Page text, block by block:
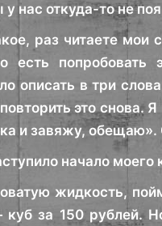
нас откуда-то не
раз читаете
есть
описать в три
это снова.
и завяжу,
начало моего
жидкость,
за 150 рублей.